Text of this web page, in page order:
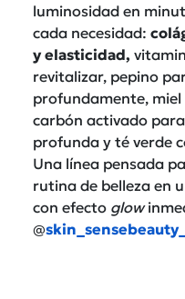
luminosidad en
cada necesidad:
y elasticidad,
revitalizar, pepino
profundamente,
carbón activado
profunda y té verde
Una línea pensada
rutina de belleza en
con efecto glow
@skin_sensebeauty_